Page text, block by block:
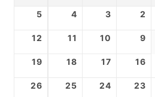
2
3
4
5
9
10
11
12
16
17
18
19
23
24
25
26